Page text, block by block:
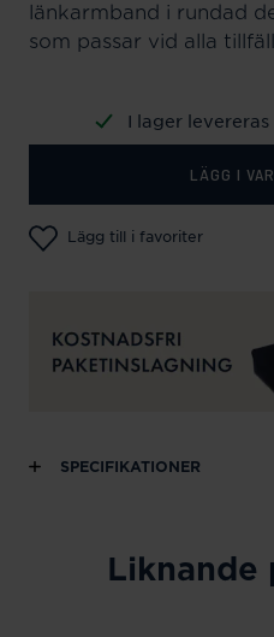
länkarmband i rundad
som passar vid alla
I lager
LÄGG I
Lägg till i favoriter
SPECIFIKATIONER
Liknande